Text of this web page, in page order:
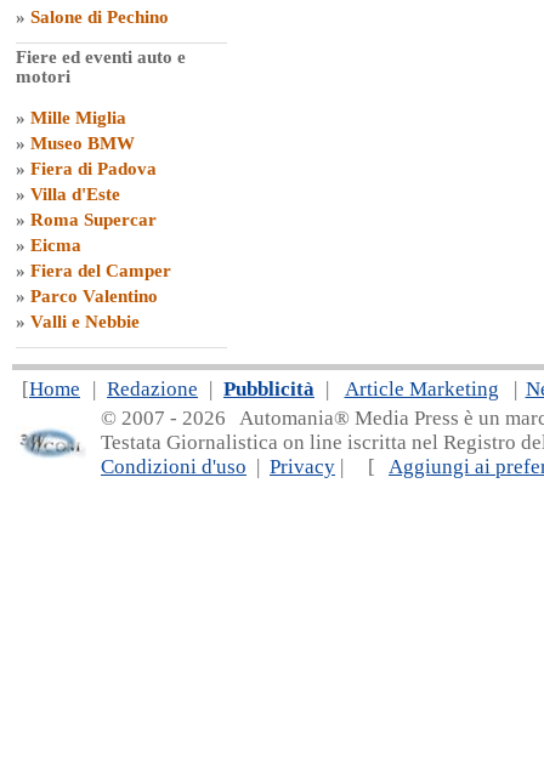
» Salone di Pechino
Fiere ed eventi auto e
motori
» Mille Miglia
» Museo BMW
» Fiera di Padova
» Villa d'Este
» Roma Supercar
» Eicma
» Fiera del Camper
» Parco Valentino
» Valli e Nebbie
[Home | Redazione | Pubblicità | Article Marketing |
© 2007 - 2026 Automania® Media Press è un
Testata Giornalistica on line iscritta nel Registro
Condizioni d'uso | Privacy | [ Aggiungi ai